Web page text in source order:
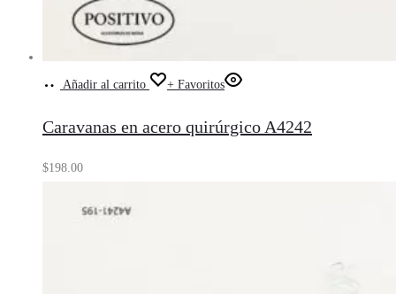
Añadir al carrito + Favoritos
Caravanas en acero quirúrgico A4242
$198.00